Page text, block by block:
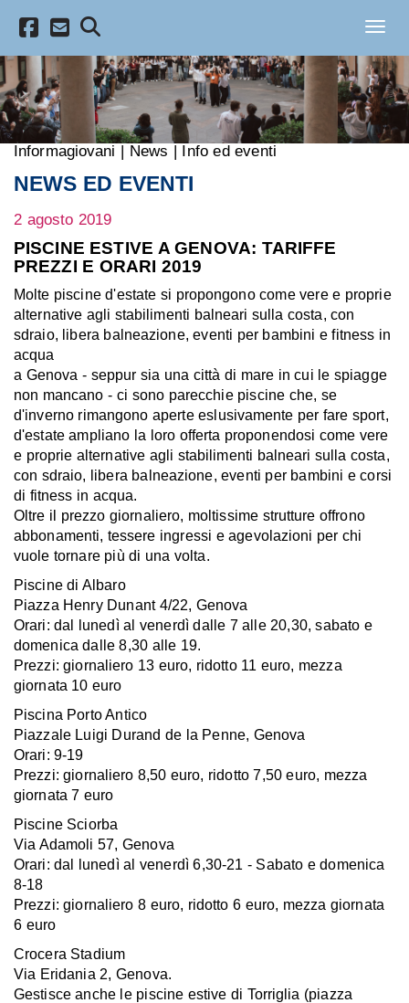
Informagiovani | News | Info ed eventi
NEWS ED EVENTI
2 agosto 2019
PISCINE ESTIVE A GENOVA: TARIFFE
PREZZI E ORARI 2019
Molte piscine d'estate si propongono come vere e proprie
alternative agli stabilimenti balneari sulla costa, con
sdraio, libera balneazione, eventi per bambini e fitness in
acqua
a Genova - seppur sia una città di mare in cui le spiagge
non mancano - ci sono parecchie piscine che, se
d'inverno rimangono aperte eslusivamente per fare sport,
d'estate ampliano la loro offerta proponendosi come vere
e proprie alternative agli stabilimenti balneari sulla costa,
con sdraio, libera balneazione, eventi per bambini e corsi
di fitness in acqua.
Oltre il prezzo giornaliero, moltissime strutture offrono
abbonamenti, tessere ingressi e agevolazioni per chi
vuole tornare più di una volta.
Piscine di Albaro
Piazza Henry Dunant 4/22, Genova
Orari: dal lunedì al venerdì dalle 7 alle 20,30, sabato e
domenica dalle 8,30 alle 19.
Prezzi: giornaliero 13 euro, ridotto 11 euro, mezza
giornata 10 euro
Piscina Porto Antico
Piazzale Luigi Durand de la Penne, Genova
Orari: 9-19
Prezzi: giornaliero 8,50 euro, ridotto 7,50 euro, mezza
giornata 7 euro
Piscine Sciorba
Via Adamoli 57, Genova
Orari: dal lunedì al venerdì 6,30-21 - Sabato e domenica
8-18
Prezzi: giornaliero 8 euro, ridotto 6 euro, mezza giornata
6 euro
Crocera Stadium
Via Eridania 2, Genova.
Gestisce anche le piscine estive di Torriglia (piazza